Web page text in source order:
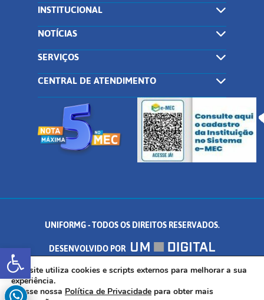
Abrir a barra de ferramentas
INSTITUCIONAL
NOTÍCIAS
SERVIÇOS
CENTRAL DE ATENDIMENTO
UNIFORMG - TODOS OS DIREITOS RESERVADOS.
DESENVOLVIDO POR
AV. DR. ARNALDO DE SENNA, 328 - PALMEIRAS, FORMIGA/MG - CEP:
35.574.530
Este site utiliza cookies e scripts externos para melhorar a sua
experiência.
Acesse nossa Política de Privacidade para obter mais